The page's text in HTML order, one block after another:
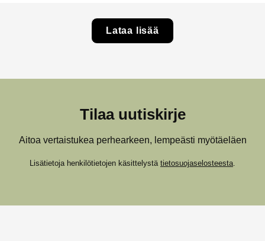
Lataa lisää
Tilaa uutiskirje
Aitoa vertaistukea perhearkeen, lempeästi myötäeläen
Lisätietoja henkilötietojen käsittelystä tietosuojaselosteesta.